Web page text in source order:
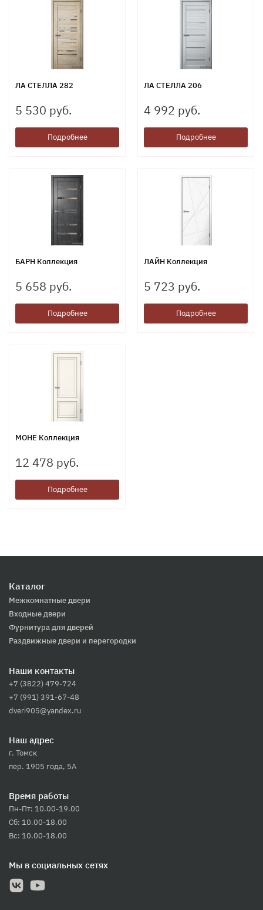
ЛА СТЕЛЛА 282
5 530 руб.
Подробнее
ЛА СТЕЛЛА 206
4 992 руб.
Подробнее
БАРН Коллекция
5 658 руб.
Подробнее
ЛАЙН Коллекция
5 723 руб.
Подробнее
МОНЕ Коллекция
12 478 руб.
Подробнее
Каталог
Межкомнатные двери
Входные двери
Фурнитура для дверей
Раздвижные двери и перегородки
Наши контакты
+7 (3822) 479-724
+7 (991) 391-67-48
dveri905@yandex.ru
Наш адрес
г. Томск
пер. 1905 года, 5А
Время работы
Пн-Пт: 10.00-19.00
Сб: 10.00-18.00
Вс: 10.00-18.00
Мы в социальных сетях